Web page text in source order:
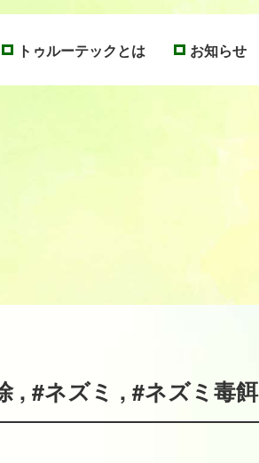
トゥルーテックとは お知らせ
, #ネズミ , #ネズミ毒餌